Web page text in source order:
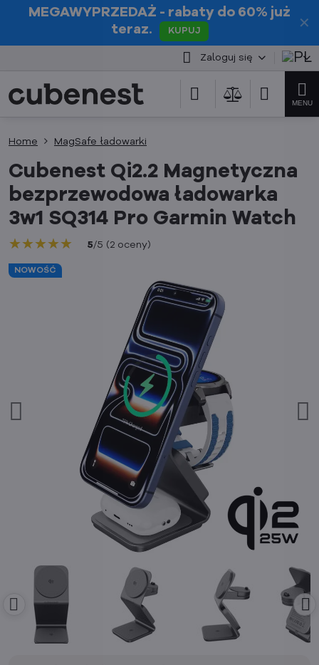
✕
MEGAWYPRZEDAŻ - rabaty do 60% już
teraz.
KUPUJ
Zaloguj się
NOWOŚĆ
Home MagSafe ładowarki
Cubenest Qi2.2 Magnetyczna
bezprzewodowa ładowarka
3w1 SQ314 Pro Garmin Watch
★★★★★
★★★★★
★★★★★ 5/5 (2 oceny)